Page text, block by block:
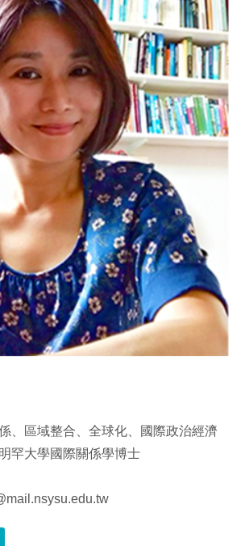
、區域整合、全球化、國際政治經濟
罕大學國際關係學博士